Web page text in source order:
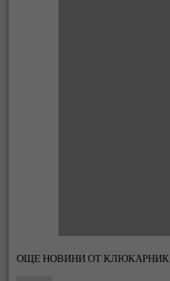
ОЩЕ НОВИНИ ОТ КЛЮКАРНИК